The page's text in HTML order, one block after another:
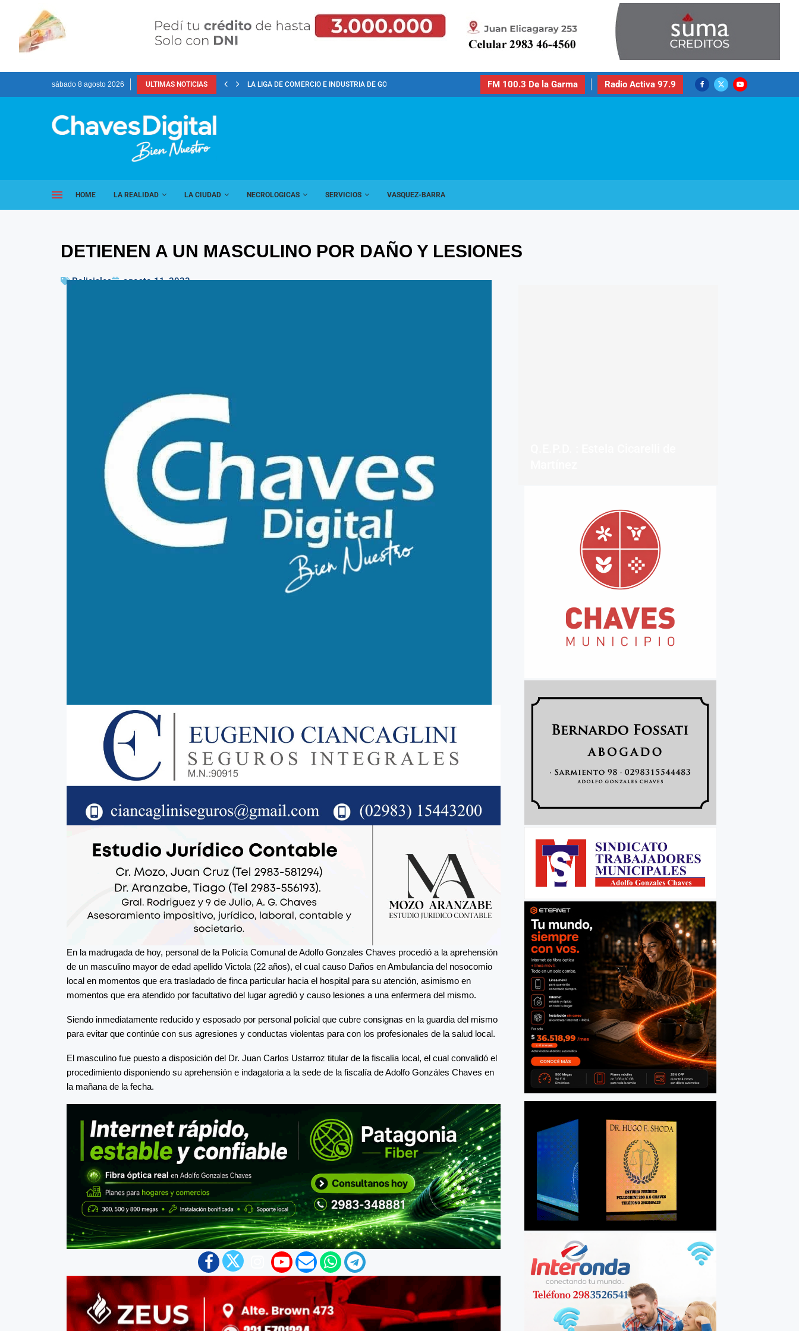
sábado 8 agosto 2026 ULTIMAS NOTICIAS LA LIGA DE COMERCIO E INDUSTRIA DE GONZALES... FM 100.3 De la Garma Radio Activa 97.9
HOME LA REALIDAD LA CIUDAD NECROLOGICAS SERVICIOS VASQUEZ-BARRA
DETIENEN A UN MASCULINO POR DAÑO Y LESIONES
Policiales agosto 11, 2023
En la madrugada de hoy, personal de la Policía Comunal de Adolfo Gonzales Chaves procedió a la aprehensión
de un masculino mayor de edad apellido Victola (22 años), el cual causo Daños en Ambulancia del nosocomio
local en momentos que era trasladado de finca particular hacia el hospital para su atención, asimismo en
momentos que era atendido por facultativo del lugar agredió y causo lesiones a una enfermera del mismo.
Siendo inmediatamente reducido y esposado por personal policial que cubre consignas en la guardia del mismo
para evitar que continúe con sus agresiones y conductas violentas para con los profesionales de la salud local.
El masculino fue puesto a disposición del Dr. Juan Carlos Ustarroz titular de la fiscalía local, el cual convalidó el
procedimiento disponiendo su aprehensión e indagatoria a la sede de la fiscalía de Adolfo Gonzáles Chaves en
la mañana de la fecha.